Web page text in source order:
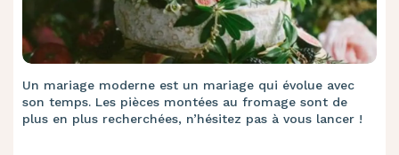
Un mariage moderne est un mariage qui évolue avec
son temps. Les pièces montées au fromage sont de
plus en plus recherchées, n’hésitez pas à vous lancer !